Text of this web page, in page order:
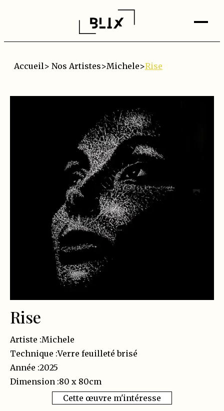
Accueil> Nos Artistes>Michele>Rise
Rise
Artiste :Michele
Technique :Verre feuilleté brisé
Année :2025
Dimension :80 x 80cm
Cette œuvre m'intéresse